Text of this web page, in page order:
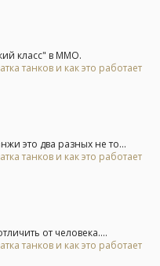
класс" в ММО.
танков и как это работает
это два разных не то...
танков и как это работает
от человека....
танков и как это работает